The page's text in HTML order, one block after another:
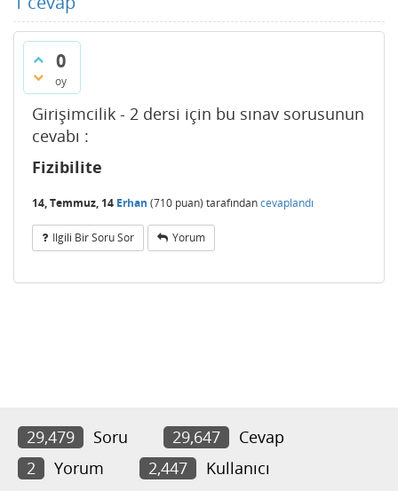
0
oy
Girişimcilik - 2 dersi için bu sınav sorusunun
cevabı :
Fizibilite
14, Temmuz, 14 Erhan (710 puan) tarafındancevaplandı
Ilgili Bir Soru Sor Yorum
29,479 Soru 29,647
Cevap
2
Yorum 2,447 Kullanıcı